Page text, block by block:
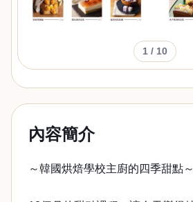
1 / 10
內容簡介
～韓國烘焙學校主廚的四季甜點～